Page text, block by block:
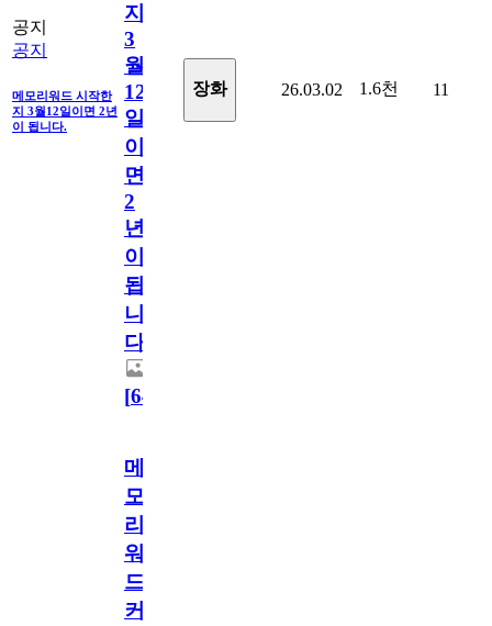
공지
공지
메모리워드 시작한
지 3월12일이면 2년
이 됩니다.
지
3
월
12
일
이
면
2
년
이
됩
니
다.
[64
장화 26.03.02 1.6천 11
메
모
리
워
드
커